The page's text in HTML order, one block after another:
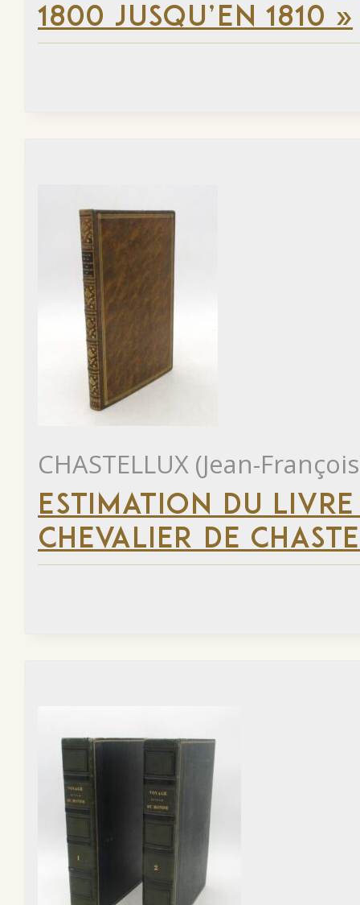
1800 JUSQU’EN 1810 »
CHASTELLUX (Jean-
ESTIMATION DU
CHEVALIER DE